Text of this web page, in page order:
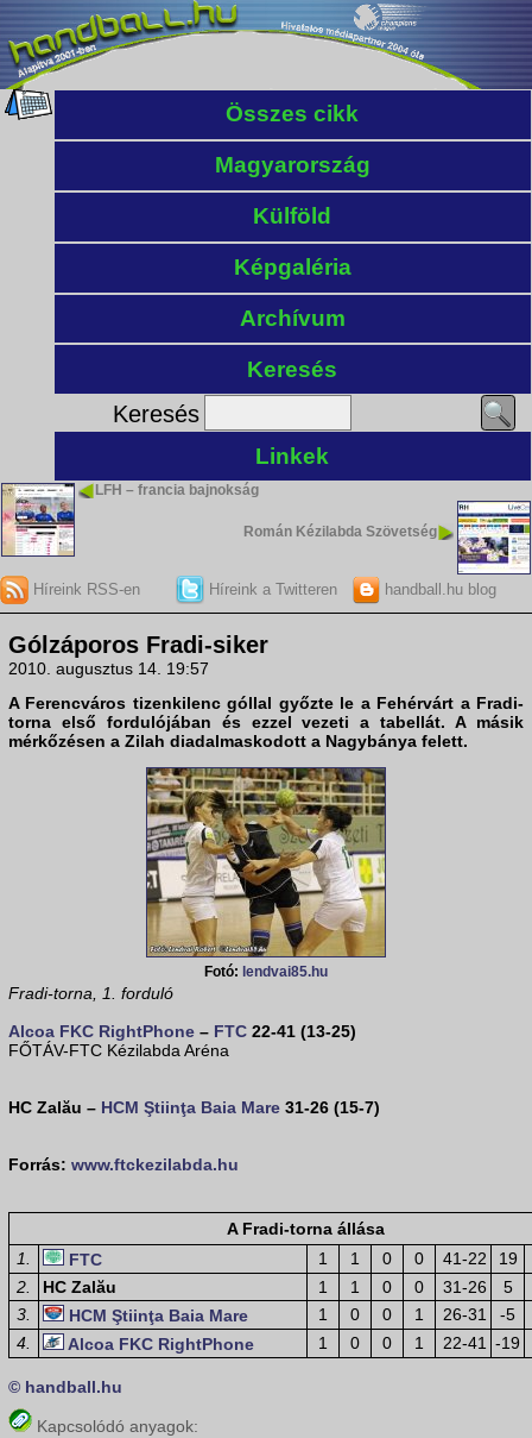
Összes cikk
Magyarország
Külföld
Képgaléria
Archívum
Keresés
Keresés
Linkek
LFH – francia bajnokság
Román Kézilabda Szövetség
Híreink RSS-en Híreink a Twitteren handball.hu blog
Gólzáporos Fradi-siker
2010. augusztus 14. 19:57
A Ferencváros tizenkilenc góllal győzte le a Fehérvárt a Fradi-
torna első fordulójában és ezzel vezeti a tabellát. A másik
mérkőzésen a Zilah diadalmaskodott a Nagybánya felett.
Fotó: lendvai85.hu
Fradi-torna, 1. forduló
Alcoa FKC RightPhone – FTC 22-41 (13-25)
FŐTÁV-FTC Kézilabda Aréna
HC Zalău – HCM Ştiinţa Baia Mare 31-26 (15-7)
Forrás: www.ftckezilabda.hu
A Fradi-torna állása
1.
FTC 1 1 0 0 41-22
19
2.
HC Zalău 1 1 0 0 31-26
5
3.
HCM Ştiinţa Baia Mare 1 0 0 1 26-31
-5
4.
Alcoa FKC RightPhone 1 0 0 1 22-41 -19
© handball.hu
Kapcsolódó anyagok: